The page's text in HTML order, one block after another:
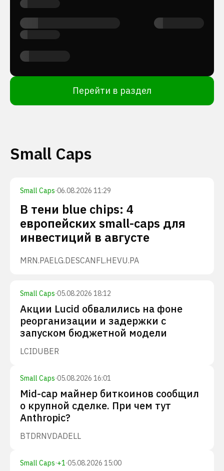
Перейти в раздел
Small Caps
Small Caps·06.08.2026 11:29
В тени blue chips: 4
европейских small-caps для
инвестиций в августе
MRN.PAELG.DESCANFL.HEVU.PA
Small Caps·05.08.2026 18:12
Акции Lucid обвалились на фоне
реорганизации и задержки с
запуском бюджетной модели
LCIDUBER
Small Caps·05.08.2026 16:01
Mid-cap майнер биткоинов сообщил
о крупной сделке. При чем тут
Anthropic?
BTDRNVDADELL
Small Caps·+1·05.08.2026 15:00